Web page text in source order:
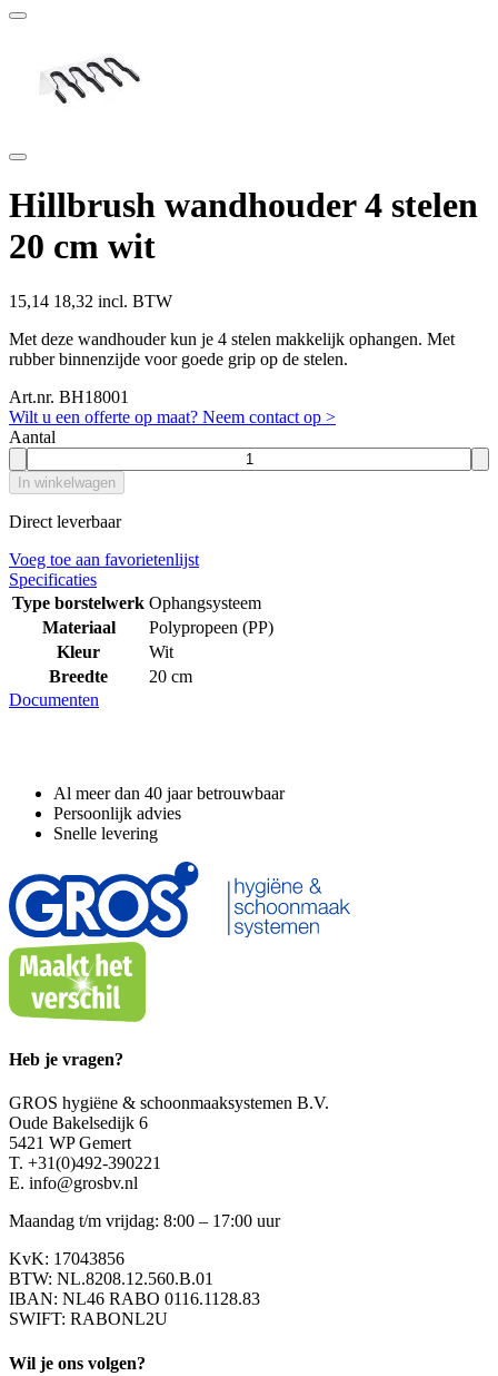
Hillbrush wandhouder 4 stelen
20 cm wit
15,14 18,32 incl. BTW
Met deze wandhouder kun je 4 stelen makkelijk ophangen. Met
rubber binnenzijde voor goede grip op de stelen.
Art.nr. BH18001
Wilt u een offerte op maat? Neem contact op >
Aantal
In winkelwagen
Direct leverbaar
Voeg toe aan favorietenlijst
Specificaties
Type borstelwerk Ophangsysteem
Materiaal
Polypropeen (PP)
Kleur
Wit
Breedte
20 cm
Documenten
Al meer dan 40 jaar betrouwbaar
Persoonlijk advies
Snelle levering
Heb je vragen?
GROS hygiëne & schoonmaaksystemen B.V.
Oude Bakelsedijk 6
5421 WP Gemert
T. +31(0)492-390221
E. info@grosbv.nl
Maandag t/m vrijdag: 8:00 – 17:00 uur
KvK: 17043856
BTW: NL.8208.12.560.B.01
IBAN: NL46 RABO 0116.1128.83
SWIFT: RABONL2U
Wil je ons volgen?